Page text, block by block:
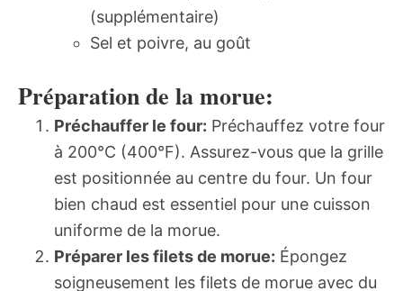
(supplémentaire)
Sel et poivre, au goût
Préparation de la morue:
Préchauffer le four: Préchauffez votre four
à 200°C (400°F). Assurez-vous que la grille
est positionnée au centre du four. Un four
bien chaud est essentiel pour une cuisson
uniforme de la morue.
Préparer les filets de morue: Épongez
soigneusement les filets de morue avec du